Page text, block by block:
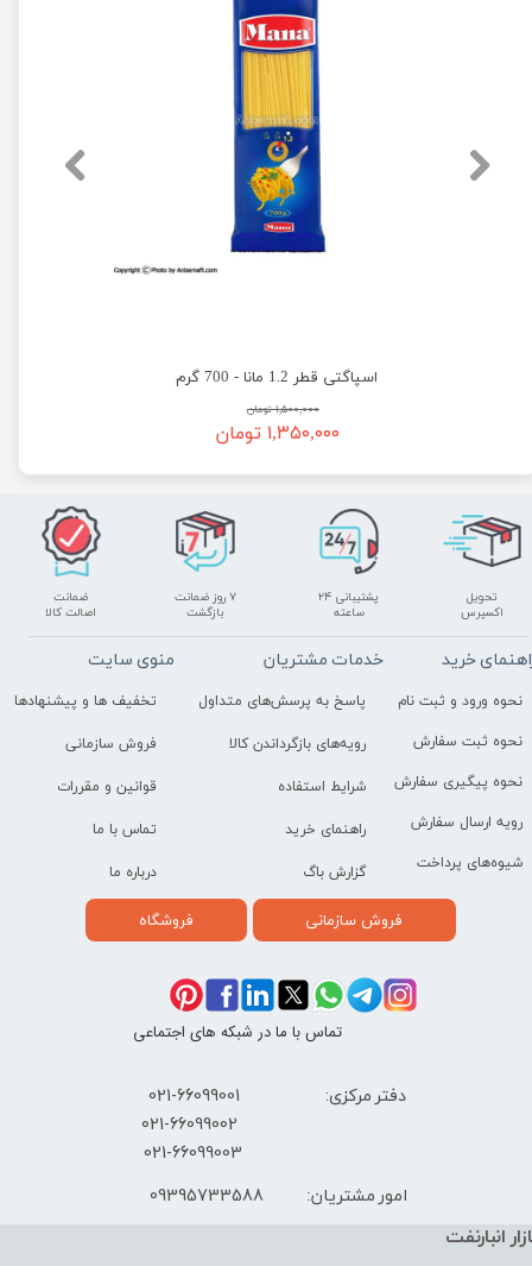
اسپاگتی قطر 1.2 مانا - 700 گرم
۱,۵۰۰,۰۰۰ تومان
۱,۳۵۰,۰۰۰ تومان
انبارنفت
تحویل
اکسپرس
پشتیبانی ۲۴
ساعته
۷ روز ضمانت
بازگشت
ضمانت
اصالت کالا
خرید
نحوه ورود و ثبت نام
نحوه ثبت سفارش
نحوه پیگیری سفارش
رویه ارسال سفارش
شیوه‌های پرداخت
خدمات مشتریان
پاسخ به پرسش‌های متداول
رویه‌های بازگرداندن کالا
شرایط استفاده
راهنمای خرید
گزارش باگ
منوی سایت
تخفیف ها و پیشنهادها
فروش سازمانی
قوانین و مقررات
تماس با ما
درباره ما
فروش سازمانی فروشگاه
دفتر مرکزی: 66099001-021
امور مشتریان:
​021-66099002
تماس با ما در شبکه های اجتماعی